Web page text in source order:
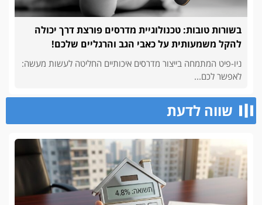
בשורות טובות: טכנולוגיית מדרסים פורצת דרך יכולה
להקל משמעותית על כאבי הגב והרגליים שלכם!
ניו-פיט המתמחה בייצור מדרסים איכותיים החליטה לעשות מעשה:
לאפשר לכם...
שווה לדעת